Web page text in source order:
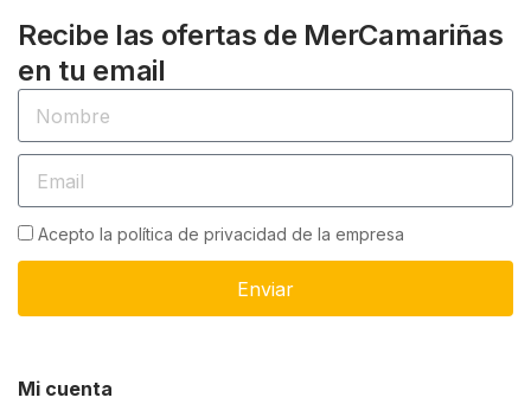
Recibe las ofertas de MerCamariñas
en tu email
Acepto la política de privacidad de la empresa
Enviar
Mi cuenta